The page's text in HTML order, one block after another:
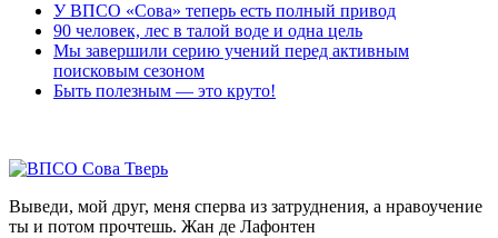
У ВПСО «Сова» теперь есть полный привод
90 человек, лес в талой воде и одна цель
Мы завершили серию учений перед активным
поисковым сезоном
Быть полезным — это круто!
Выведи, мой друг, меня сперва из затруднения, а нравоучение
ты и потом прочтешь. Жан де Лафонтен